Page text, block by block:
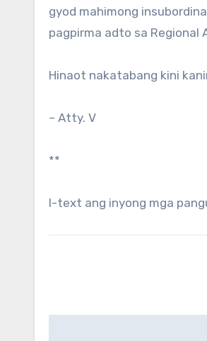
gyod mahimong
pagpirma adto sa Regional
Hinaot nakatabang kini
– Atty. V
**
I-text ang inyong mga